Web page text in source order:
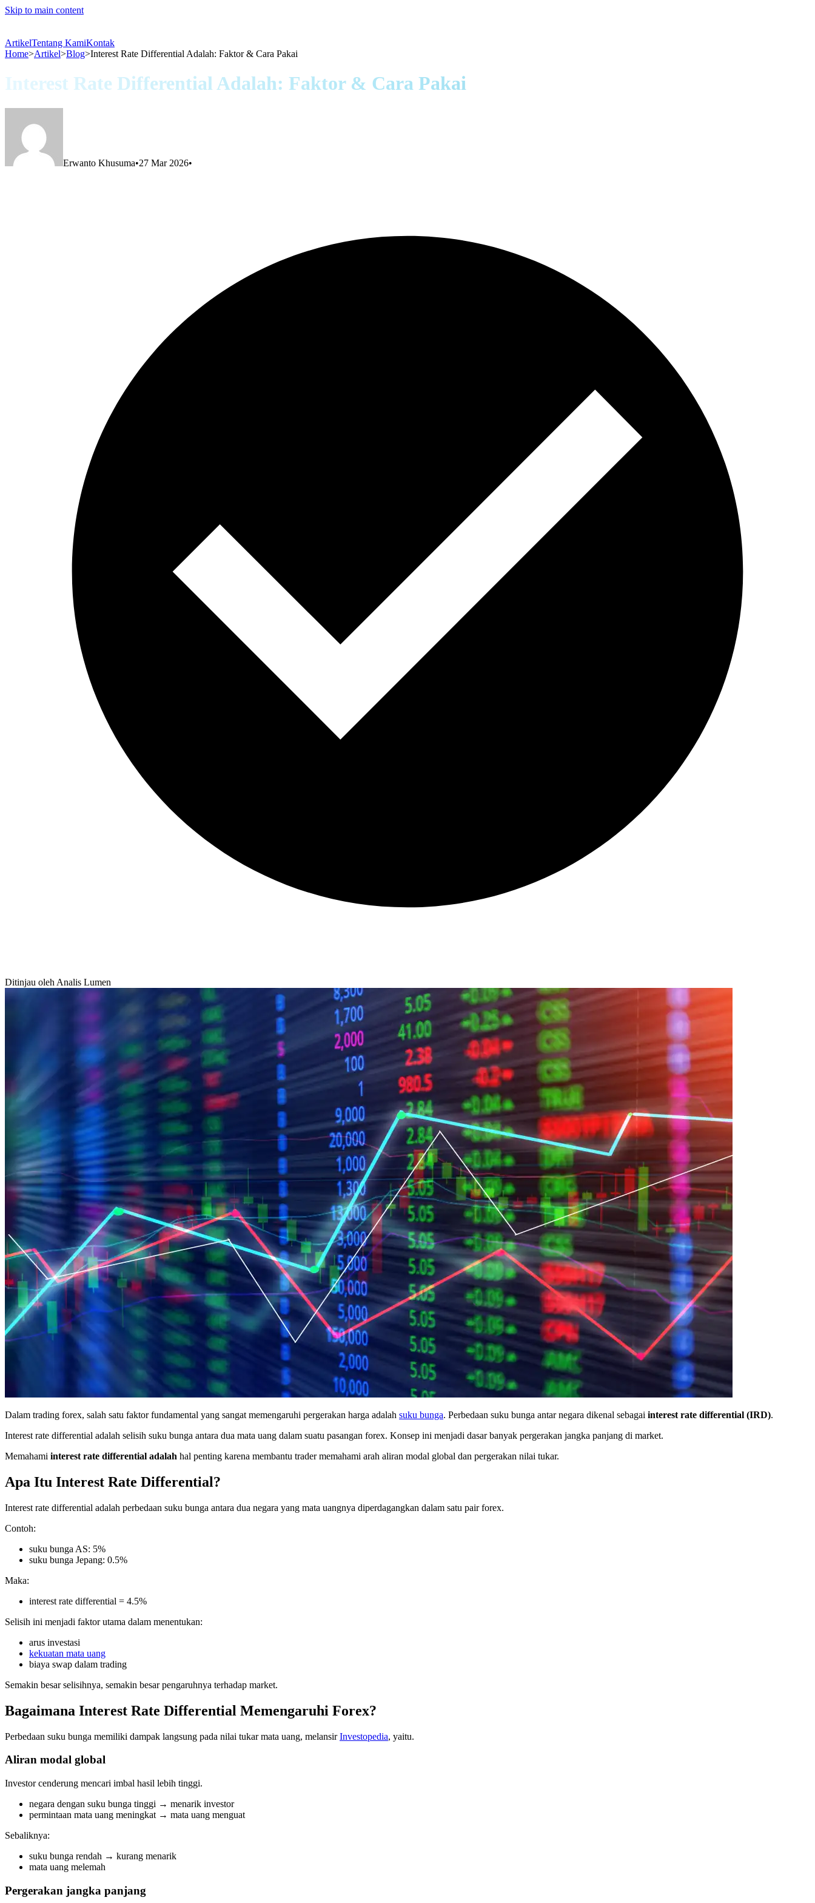
Skip to main content
ArtikelTentang KamiKontak
Home>Artikel>Blog>Interest Rate Differential Adalah: Faktor & Cara Pakai
Interest Rate Differential Adalah: Faktor & Cara Pakai
Erwanto Khusuma•27 Mar 2026•
Ditinjau oleh Analis Lumen
Dalam trading forex, salah satu faktor fundamental yang sangat memengaruhi pergerakan harga adalah suku bunga. Perbedaan suku bunga antar negara dikenal sebagai interest rate differential (IRD).
Interest rate differential adalah selisih suku bunga antara dua mata uang dalam suatu pasangan forex. Konsep ini menjadi dasar banyak pergerakan jangka panjang di market.
Memahami interest rate differential adalah hal penting karena membantu trader memahami arah aliran modal global dan pergerakan nilai tukar.
Apa Itu Interest Rate Differential?
Interest rate differential adalah perbedaan suku bunga antara dua negara yang mata uangnya diperdagangkan dalam satu pair forex.
Contoh:
suku bunga AS: 5%
suku bunga Jepang: 0.5%
Maka:
interest rate differential = 4.5%
Selisih ini menjadi faktor utama dalam menentukan:
arus investasi
kekuatan mata uang
biaya swap dalam trading
Semakin besar selisihnya, semakin besar pengaruhnya terhadap market.
Bagaimana Interest Rate Differential Memengaruhi Forex?
Perbedaan suku bunga memiliki dampak langsung pada nilai tukar mata uang, melansirInvestopedia, yaitu.
Aliran modal global
Investor cenderung mencari imbal hasil lebih tinggi.
negara dengan suku bunga tinggi → menarik investor
permintaan mata uang meningkat → mata uang menguat
Sebaliknya:
suku bunga rendah → kurang menarik
mata uang melemah
Pergerakan jangka panjang